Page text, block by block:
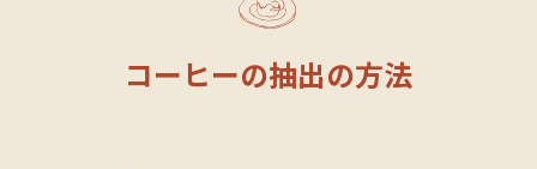
コーヒーの抽出の方法